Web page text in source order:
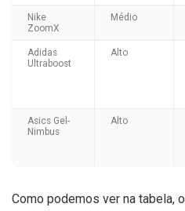
Nike
ZoomX
Médio
Adidas
Ultraboost
Alto
Asics Gel-
Nimbus
Alto
Como podemos ver na tabela, o